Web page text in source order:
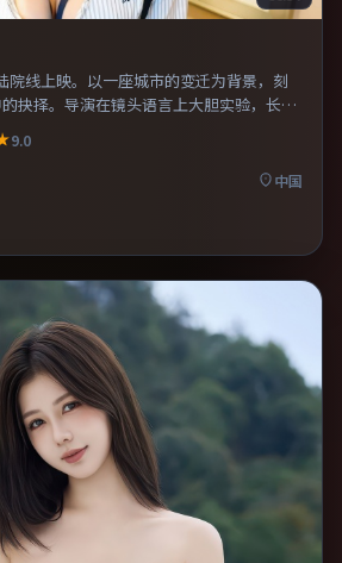
院线上映。以一座城市的变迁为背景，刻
抉择。导演在镜头语言上大胆实验，长镜
。片尾留白意味深长，值得二刷细品台词
9.0
中国